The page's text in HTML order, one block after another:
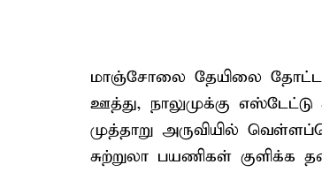
மாஞ்சோலை தேயிலை தோட்ட
ஊத்து, நாலுமுக்கு
முத்தாறு அருவியில்
சுற்றுலா பயணிகள் குளிக்க